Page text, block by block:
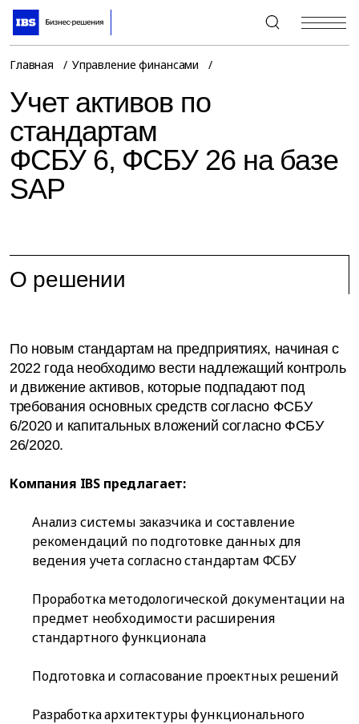
+7 (495) 967-80-80
Главная Управление финансами
Учет активов по
стандартам
ФСБУ 6, ФСБУ 26 на базе
SAP
О решении
По новым стандартам на предприятиях, начиная с
2022 года необходимо вести надлежащий контроль
и движение активов, которые подпадают под
требования основных средств согласно ФСБУ
6/2020 и капитальных вложений согласно ФСБУ
26/2020.
Компания IBS предлагает:
Анализ системы заказчика и составление
рекомендаций по подготовке данных для
ведения учета согласно стандартам ФСБУ
Проработка методологической документации на
предмет необходимости расширения
стандартного функционала
Подготовка и согласование проектных решений
Разработка архитектуры функционального